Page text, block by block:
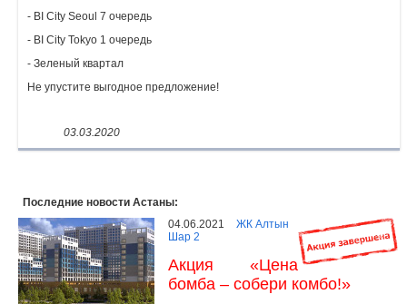
- BI City Seoul 7 очередь
- BI City Tokyo 1 очередь
- Зеленый квартал
Не упустите выгодное предложение!
03.03.2020
Последние новости Астаны:
04.06.2021
ЖК Алтын
Шар 2
Акция «Цена
бомба – собери комбо!»